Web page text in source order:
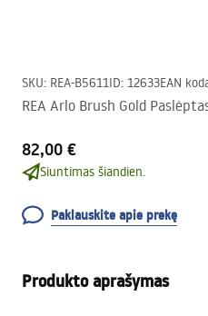
SKU: REA-B5611ID: 12633EAN
REA Arlo Brush Gold
82,00 €
Siuntimas šiandien.
Paklauskite apie prekę
Produkto aprašymas